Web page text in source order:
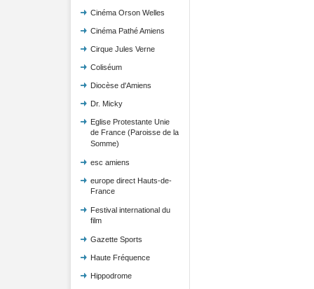
Cinéma Orson Welles
Cinéma Pathé Amiens
Cirque Jules Verne
Coliséum
Diocèse d'Amiens
Dr. Micky
Eglise Protestante Unie
de France (Paroisse de la
Somme)
esc amiens
europe direct Hauts-de-
France
Festival international du
film
Gazette Sports
Haute Fréquence
Hippodrome